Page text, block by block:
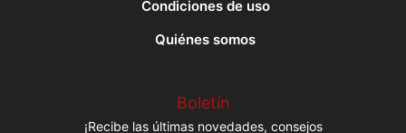
Condiciones de uso
Quiénes somos
Boletín
¡Recibe las últimas novedades, consejos